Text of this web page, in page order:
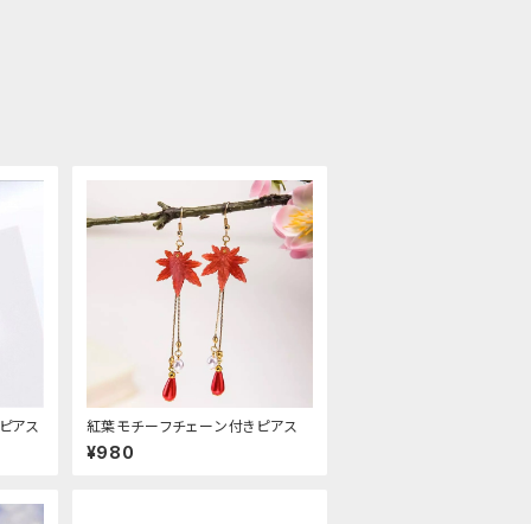
アス 紅葉モチーフチェーン付きピアス
¥980